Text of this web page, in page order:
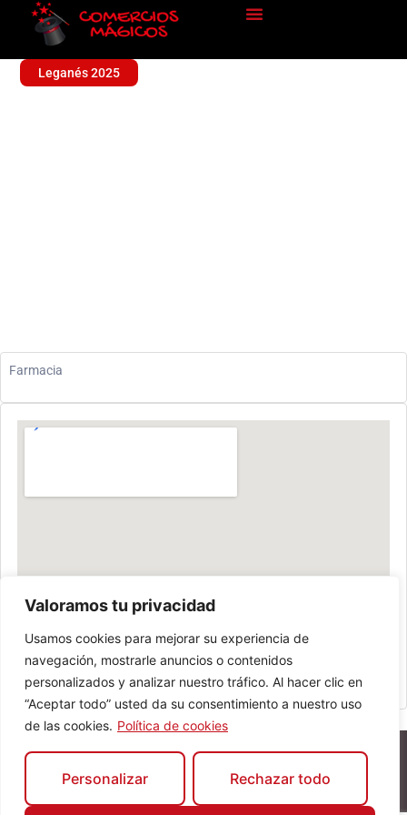
Valoramos tu privacidad
Usamos cookies para mejorar su experiencia de
navegación, mostrarle anuncios o contenidos
personalizados y analizar nuestro tráfico. Al hacer clic en
“Aceptar todo” usted da su consentimiento a nuestro uso
de las cookies. Política de cookies
Personalizar Rechazar todo
Leganés 2025
Farmacia